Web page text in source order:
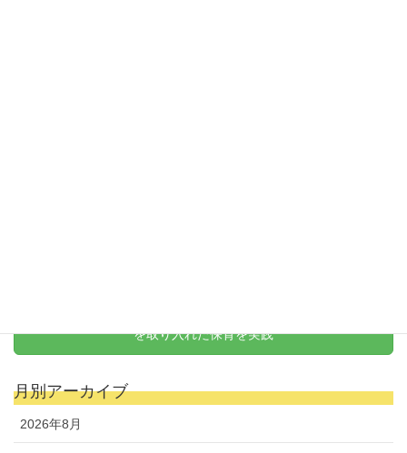
を取り入れた保育を実践
月別アーカイブ
2026年8月